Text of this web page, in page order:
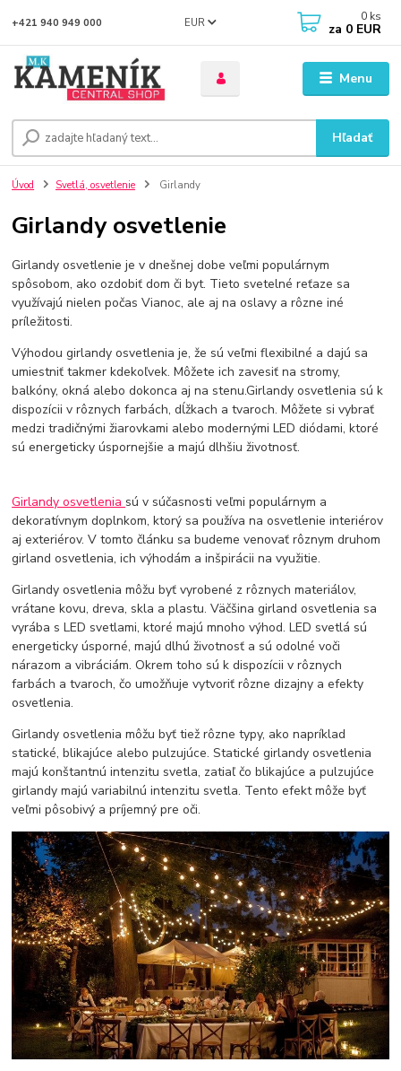
Menu
EUR
Hľadať
+421 940 949 000 0 ks
za 0 EUR
Úvod Svetlá, osvetlenie Girlandy
Girlandy osvetlenie
Girlandy osvetlenie je v dnešnej dobe veľmi populárnym
spôsobom, ako ozdobiť dom či byt. Tieto svetelné reťaze sa
využívajú nielen počas Vianoc, ale aj na oslavy a rôzne iné
príležitosti.
Výhodou girlandy osvetlenia je, že sú veľmi flexibilné a dajú sa
umiestniť takmer kdekoľvek. Môžete ich zavesiť na stromy,
balkóny, okná alebo dokonca aj na stenu.Girlandy osvetlenia sú k
dispozícii v rôznych farbách, dĺžkach a tvaroch. Môžete si vybrať
medzi tradičnými žiarovkami alebo modernými LED diódami, ktoré
sú energeticky úspornejšie a majú dlhšiu životnosť.
Girlandy osvetlenia sú v súčasnosti veľmi populárnym a
dekoratívnym doplnkom, ktorý sa používa na osvetlenie interiérov
aj exteriérov. V tomto článku sa budeme venovať rôznym druhom
girland osvetlenia, ich výhodám a inšpirácii na využitie.
Girlandy osvetlenia môžu byť vyrobené z rôznych materiálov,
vrátane kovu, dreva, skla a plastu. Väčšina girland osvetlenia sa
vyrába s LED svetlami, ktoré majú mnoho výhod. LED svetlá sú
energeticky úsporné, majú dlhú životnosť a sú odolné voči
nárazom a vibráciám. Okrem toho sú k dispozícii v rôznych
farbách a tvaroch, čo umožňuje vytvoriť rôzne dizajny a efekty
osvetlenia.
Girlandy osvetlenia môžu byť tiež rôzne typy, ako napríklad
statické, blikajúce alebo pulzujúce. Statické girlandy osvetlenia
majú konštantnú intenzitu svetla, zatiaľ čo blikajúce a pulzujúce
girlandy majú variabilnú intenzitu svetla. Tento efekt môže byť
veľmi pôsobivý a príjemný pre oči.